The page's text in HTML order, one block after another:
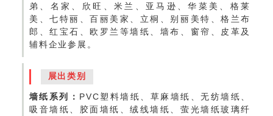
弟、名家、欣旺、米兰、亚马逊、华菜美、格莱
美、七特丽、百丽美家、立桐、别丽美特、格兰布
郎、红宝石、欧罗兰等墙纸、墙布、窗帘、皮革及
辅料企业参展。
展出类别
墙纸系列： PVC塑料墙纸、草麻墙纸、无纺墙纸、
吸音墙纸、胶面墙纸、绒线墙纸、萤光墙纸玻璃纤